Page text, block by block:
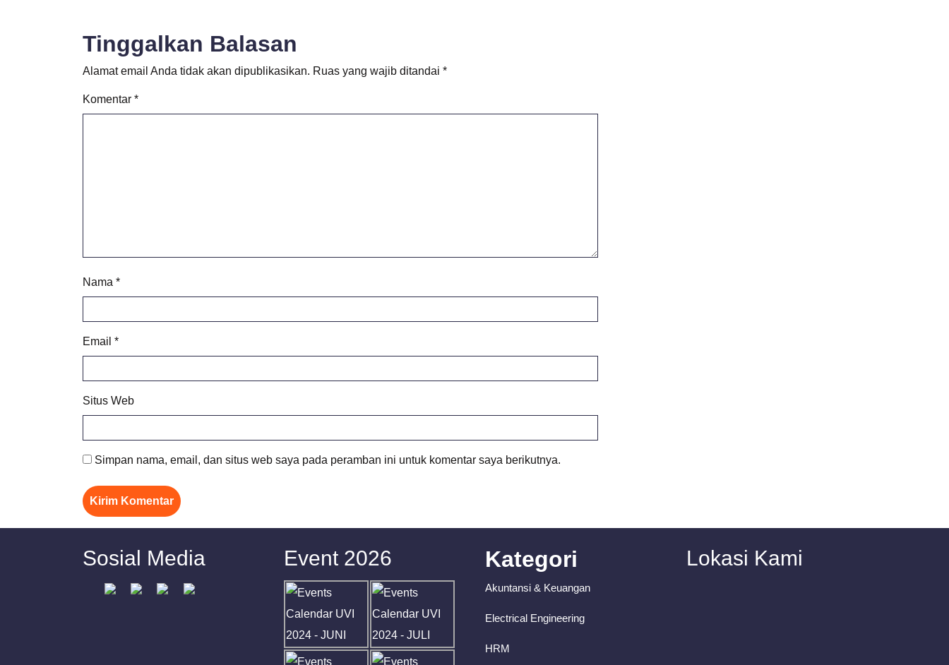
Tinggalkan Balasan
Alamat email Anda tidak akan dipublikasikan. Ruas yang wajib ditandai *
Komentar *
Nama *
Email *
Situs Web
Simpan nama, email, dan situs web saya pada peramban ini untuk komentar saya berikutnya.
Sosial Media Event 2026 Kategori
Akuntansi & Keuangan
Electrical Engineering
HRM
Lokasi Kami